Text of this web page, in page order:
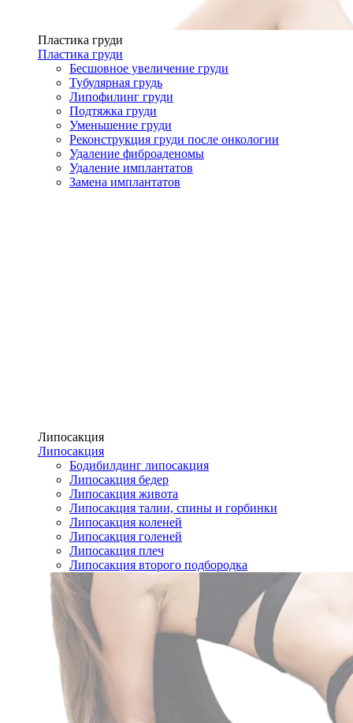
Пластика груди
Пластика груди
Бесшовное увеличение груди
Тубулярная грудь
Липофилинг груди
Подтяжка груди
Уменьшение груди
Реконструкция груди после онкологии
Удаление фиброаденомы
Удаление имплантатов
Замена имплантатов
Липосакция
Липосакция
Бодибилдинг липосакция
Липосакция бедер
Липосакция живота
Липосакция талии, спины и горбинки
Липосакция коленей
Липосакция голеней
Липосакция плеч
Липосакция второго подбородка